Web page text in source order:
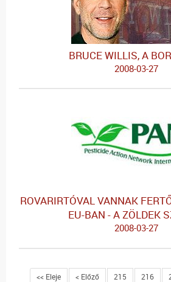
BRUCE WILLIS, A
2008-03-27
ROVARIRTÓVAL VANNAK
EU-BAN - A ZÖLDEK
2008-03-27
<< Eleje < Előző 215 216